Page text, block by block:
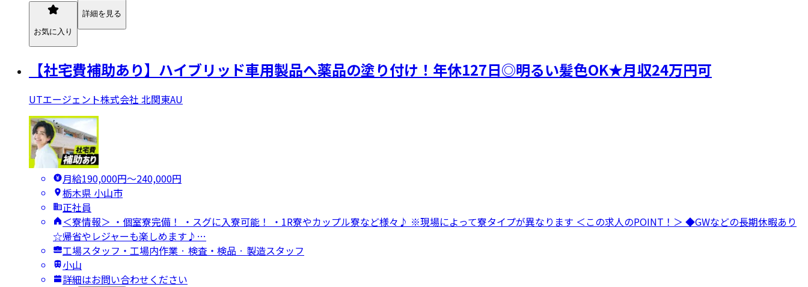
お気に入り
詳細を見る
【社宅費補助あり】ハイブリッド車用製品へ薬品の塗り付け！年休127日◎明るい髪色OK★月収24万円可
UTエージェント株式会社 北関東AU
月給190,000円〜240,000円
栃木県 小山市
正社員
＜寮情報＞ ・個室寮完備！ ・スグに入寮可能！ ・1R寮やカップル寮など様々♪ ※現場によって寮タイプが異なります ＜この求人のPOINT！＞ ◆GWなどの長期休暇あり
☆帰省やレジャーも楽しめます♪…
工場スタッフ・工場内作業 · 検査・検品 · 製造スタッフ
小山
詳細はお問い合わせください